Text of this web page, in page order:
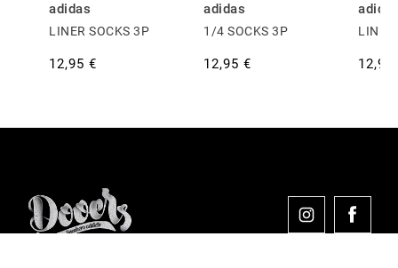
adidas
LINER SOCKS 3P
12,95 €
adidas
1/4 SOCKS 3P
12,95 €
LINER
12,95